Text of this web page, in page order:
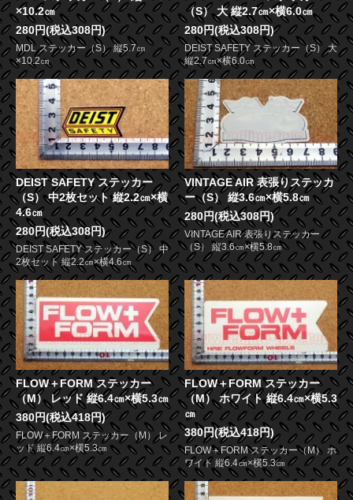
×10.2㎝
280円(税込308円)
MDL ステッカー（S） 縦5.7㎝
×10.2㎝
（S） 大 縦2.7㎝×横6.0㎝
280円(税込308円)
DEIST SAFETY ステッカー（S） 大
縦2.7㎝×横6.0㎝
DEIST SAFETY ステッカー
（S） 中2枚セット 縦2.2㎝×横
4.6㎝
280円(税込308円)
DEIST SAFETY ステッカー（S） 中
2枚セット 縦2.2㎝×横4.6㎝
VINTAGE AIR 表張りステッカ
ー（S） 縦3.6㎝×横5.8㎝
280円(税込308円)
VINTAGE AIR 表張りステッカー
（S） 縦3.6㎝×横5.8㎝
FLOW＋FORM ステッカー
（M） レッド 縦6.4㎝×横5.3㎝
380円(税込418円)
FLOW＋FORM ステッカー（M） レ
ッド 縦6.4㎝×横5.3㎝
FLOW＋FORM ステッカー
（M） ホワイト 縦6.4㎝×横5.3
㎝
380円(税込418円)
FLOW＋FORM ステッカー（M） ホ
ワイト 縦6.4㎝×横5.3㎝